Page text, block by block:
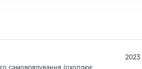
самоврядування (охоплює
2023